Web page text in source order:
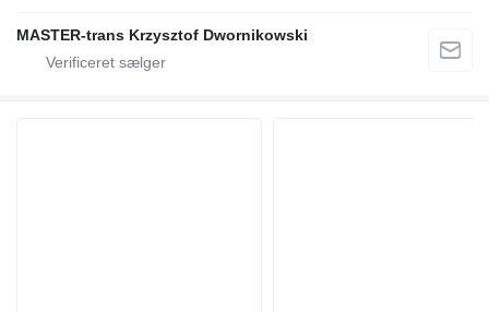
MASTER-trans Krzysztof Dwornikowski